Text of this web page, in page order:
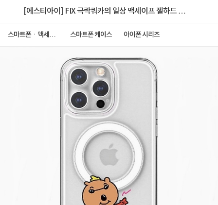
[에스티아이] FIX 극락쿼카의 일상 맥세이프 젤하드 케
스마트폰ㆍ액세서
스마트폰 케이스 아이폰 시리즈